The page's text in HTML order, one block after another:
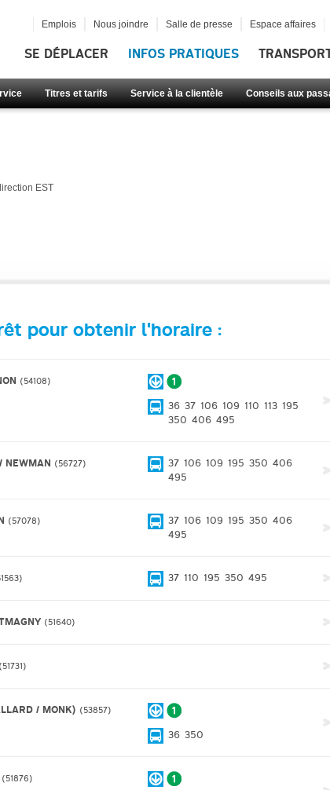
SE DÉPLACER INFOS PRATIQUES
Titres et tarifs Service à la clientèle Conseils aux
Emplois Nous joindre Salle de presse Espace affaires
EST
pour obtenir l'horaire :
54108
36 37 106 109 110 113 195
350 406 495
NEWMAN 56727 37 106 109 195 350 406
495
57078 37 106 109 195 350 406
495
37 110 195 350 495
51640
51731
/ MONK) 53857
36 350
51876